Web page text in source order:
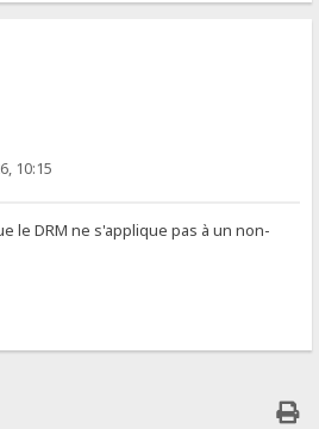
10:15
le DRM ne s'applique pas à un non-